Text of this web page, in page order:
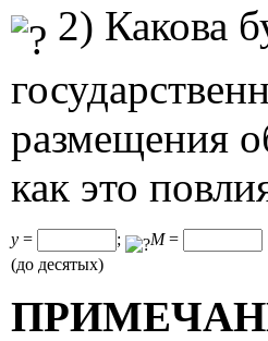
2) Какова
размещения
как это
y = ; M=
(до десятых)